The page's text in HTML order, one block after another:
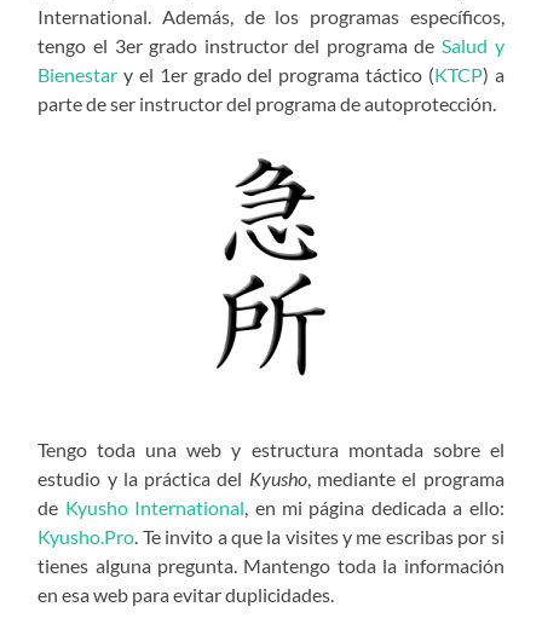
International. Además, de los programas específicos,
tengo el 3er grado instructor del programa de Salud y
Bienestar y el 1er grado del programa táctico (KTCP) a
parte de ser instructor del programa de autoprotección.
Tengo toda una web y estructura montada sobre el
estudio y la práctica del Kyusho, mediante el programa
de Kyusho International , en mi página dedicada a ello:
Kyusho.Pro . Te invito a que la visites y me escribas por si
tienes alguna pregunta. Mantengo toda la información
en esa web para evitar duplicidades.